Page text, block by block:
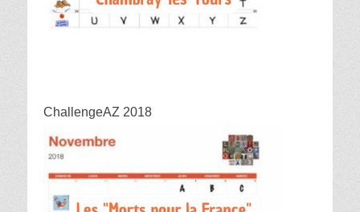
ChallengeAZ 2018